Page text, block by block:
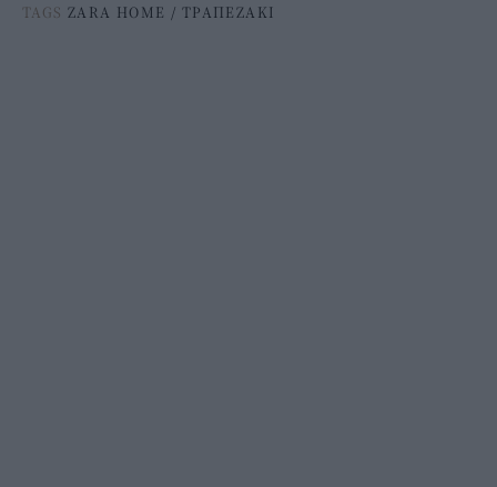
TAGS ZARA HOME / ΤΡΑΠΕΖΑΚΙ